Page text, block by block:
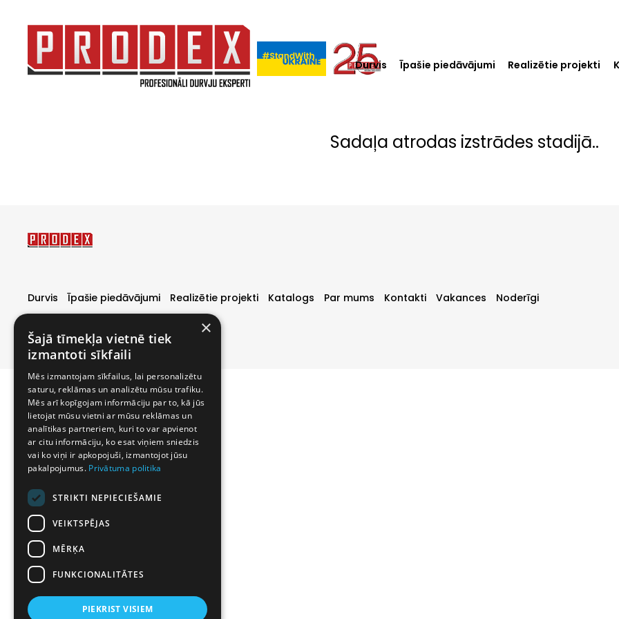
Durvis Īpašie piedāvājumi Realizētie projekti
Sadaļa atrodas izstrādes stadijā..
Durvis Īpašie piedāvājumi Realizētie projekti Katalogs Par mums Kontakti Vakances Noderīgi
×
Šajā tīmekļa vietnē tiek
izmantoti sīkfaili
Mēs izmantojam sīkfailus, lai personalizētu
saturu, reklāmas un analizētu mūsu trafiku.
Mēs arī kopīgojam informāciju par to, kā jūs
lietojat mūsu vietni ar mūsu reklāmas un
analītikas partneriem, kuri to var apvienot
ar citu informāciju, ko esat viņiem sniedzis
vai ko viņi ir apkopojuši, izmantojot jūsu
pakalpojumus. Privātuma politika
STRIKTI NEPIECIEŠAMIE
VEIKTSPĒJAS
MĒRĶA
FUNKCIONALITĀTES
PIEKRIST VISIEM